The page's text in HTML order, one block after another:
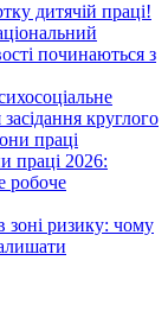
дитячій праці!
починаються з
круглого
праці
праці 2026:
робоче
зоні ризику: чому